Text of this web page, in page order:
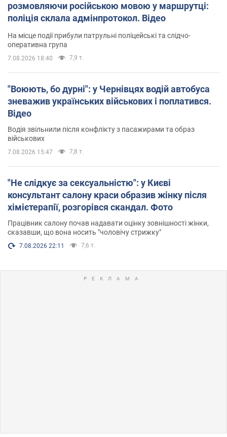
розмовляючи російською мовою у маршрутці:
поліція склала адмінпротокол. Відео
На місце події прибули патрульні поліцейські та слідчо-
оперативна група
7.08.2026 18:40 7,9 т.
"Воюють, бо дурні": у Чернівцях водій автобуса
зневажив українських військових і поплатився.
Відео
Водія звільнили після конфлікту з пасажирами та образ
військових
7.08.2026 15:47 7,8 т.
"Не слідкує за сексуальністю": у Києві
консультант салону краси образив жінку після
хімієтерапії, розгорівся скандал. Фото
Працівник салону почав надавати оцінку зовнішності жінки,
сказавши, що вона носить "чоловічу стрижку"
7.08.2026 22:11 7,6 т.